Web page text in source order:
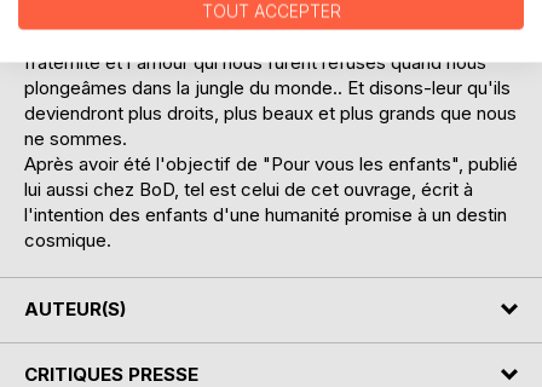
dangers qui les guettent.
Faisons-le doucement, mettons dans nos propos la
fraternité et l'amour qui nous furent refusés quand nous
plongeâmes dans la jungle du monde.. Et disons-leur qu'ils
deviendront plus droits, plus beaux et plus grands que nous
ne sommes.
Après avoir été l'objectif de "Pour vous les enfants", publié
lui aussi chez BoD, tel est celui de cet ouvrage, écrit à
l'intention des enfants d'une humanité promise à un destin
cosmique.
AUTEUR(S)
CRITIQUES PRESSE
TOUT ACCEPTER